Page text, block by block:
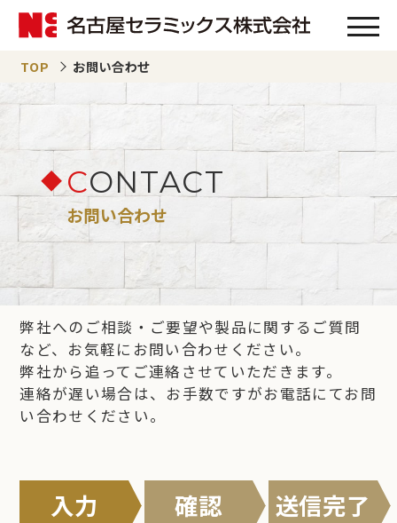
TOP お問い合わせ
CONTACT
お問い合わせ
弊社へのご相談・ご要望や製品に関するご質問
など、お気軽にお問い合わせください。
弊社から追ってご連絡させていただきます。
連絡が遅い場合は、お手数ですがお電話にてお問
い合わせください。
入力 確認 送信完了